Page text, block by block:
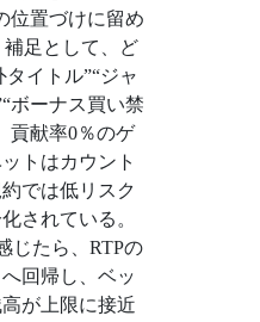
位置づけに留め
足として、ど
イトル”“ジャ
ボーナス買い禁
貢献率0％のゲ
トはカウント
では低リスク
されている。
じたら、RTPの
回帰し、ベッ
が上限に接近